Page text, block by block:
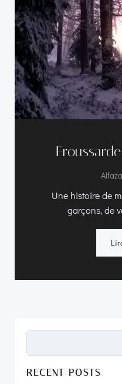
Une histoire de
garçons, de
RECENT POSTS